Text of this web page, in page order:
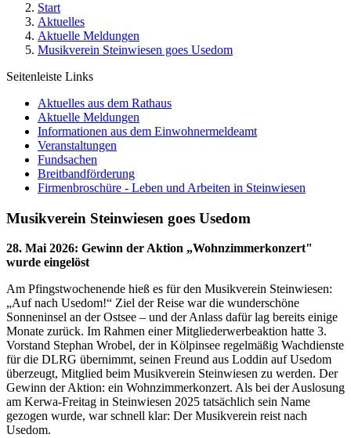
Start
Aktuelles
Aktuelle Meldungen
Musikverein Steinwiesen goes Usedom
Seitenleiste Links
Aktuelles aus dem Rathaus
Aktuelle Meldungen
Informationen aus dem Einwohnermeldeamt
Veranstaltungen
Fundsachen
Breitbandförderung
Firmenbroschüre - Leben und Arbeiten in Steinwiesen
Musikverein Steinwiesen goes Usedom
28. Mai 2026: Gewinn der Aktion „Wohnzimmerkonzert"
wurde eingelöst
Am Pfingstwochenende hieß es für den Musikverein Steinwiesen:
„Auf nach Usedom!“ Ziel der Reise war die wunderschöne
Sonneninsel an der Ostsee – und der Anlass dafür lag bereits einige
Monate zurück. Im Rahmen einer Mitgliederwerbeaktion hatte 3.
Vorstand Stephan Wrobel, der in Kölpinsee regelmäßig Wachdienste
für die DLRG übernimmt, seinen Freund aus Loddin auf Usedom
überzeugt, Mitglied beim Musikverein Steinwiesen zu werden. Der
Gewinn der Aktion: ein Wohnzimmerkonzert. Als bei der Auslosung
am Kerwa-Freitag in Steinwiesen 2025 tatsächlich sein Name
gezogen wurde, war schnell klar: Der Musikverein reist nach
Usedom.